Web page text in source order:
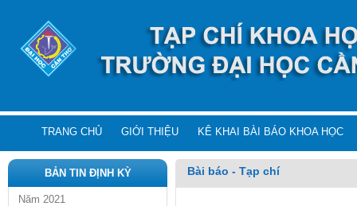
TRANG CHỦ GIỚI THIỆU KÊ KHAI BÀI BÁO KHOA HỌC
BẢN TIN ĐỊNH KỲ
Năm 2021
Bài báo - Tạp chí